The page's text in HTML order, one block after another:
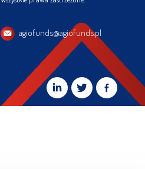
agiofunds@agiofunds.pl